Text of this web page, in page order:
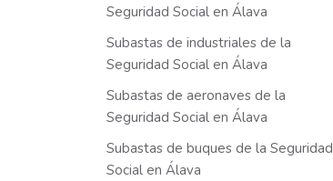
Seguridad Social en Álava
Subastas de industriales de la
Seguridad Social en Álava
Subastas de aeronaves de la
Seguridad Social en Álava
Subastas de buques de la Seguridad
Social en Álava